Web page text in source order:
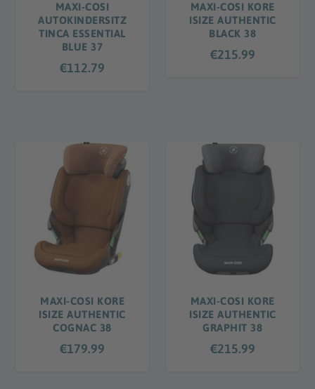
MAXI-COSI
AUTOKINDERSITZ
TINCA ESSENTIAL
BLUE 37
€112.79
MAXI-COSI KORE
ISIZE AUTHENTIC
BLACK 38
€215.99
MAXI-COSI KORE
ISIZE AUTHENTIC
COGNAC 38
€179.99
MAXI-COSI KORE
ISIZE AUTHENTIC
GRAPHIT 38
€215.99